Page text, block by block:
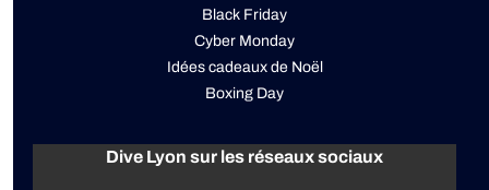
Black Friday
Cyber Monday
Idées cadeaux de Noël
Boxing Day
Dive Lyon sur les réseaux sociaux